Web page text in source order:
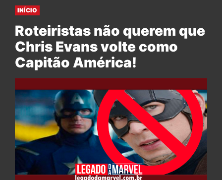
INÍCIO
Roteiristas não querem que
Chris Evans volte como
Capitão América!